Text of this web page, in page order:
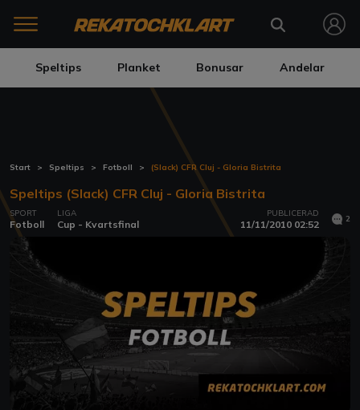
Speltips Planket Bonusar Andelar
Start Speltips Fotboll (Slack) CFR Cluj - Gloria Bistrita
Speltips (Slack) CFR Cluj - Gloria Bistrita
SPORT
Fotboll
LIGA
Cup - Kvartsfinal
PUBLICERAD
11/11/2010 02:52 2